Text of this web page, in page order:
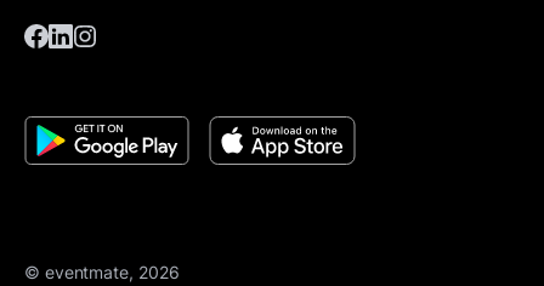
© eventmate, 2026